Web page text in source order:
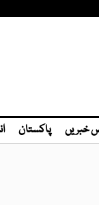
خبریں پاکستان